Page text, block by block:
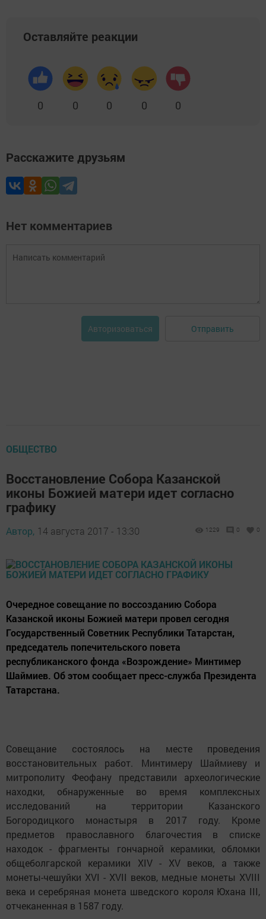
Оставляйте реакции
0 0 0 0 0
Расскажите друзьям
Нет комментариев
Авторизоваться Отправить
ОБЩЕСТВО
Восстановление Собора Казанской
иконы Божией матери идет согласно
графику
Автор, 14 августа 2017 - 13:30 1229 0 0
Очередное совещание по воссозданию Собора
Казанской иконы Божией матери провел сегодня
Государственный Советник Республики Татарстан,
председатель попечительского повета
республиканского фонда «Возрождение» Минтимер
Шаймиев. Об этом сообщает пресс-служба Президента
Татарстана.
Совещание состоялось на месте проведения
восстановительных работ. Минтимеру Шаймиеву и
митрополиту Феофану представили археологические
находки, обнаруженные во время комплексных
исследований на территории Казанского
Богородицкого монастыря в 2017 году. Кроме
предметов православного благочестия в списке
находок - фрагменты гончарной керамики, обломки
общеболгарской керамики XIV - XV веков, а также
монеты-чешуйки XVI - XVII веков, медные монеты XVIII
века и серебряная монета шведского короля Юхана III,
отчеканенная в 1587 году.